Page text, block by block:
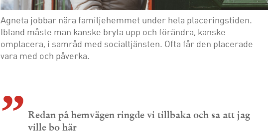
Agneta jobbar nära familjehemmet under hela placeringstiden.
Ibland måste man kanske bryta upp och förändra, kanske
omplacera, i samråd med socialtjänsten. Ofta får den placerade
vara med och påverka.
Redan på hemvägen ringde vi tillbaka och sa att jag
ville bo här